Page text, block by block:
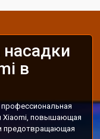
в
Xiaomi, повышающая
предотвращающая